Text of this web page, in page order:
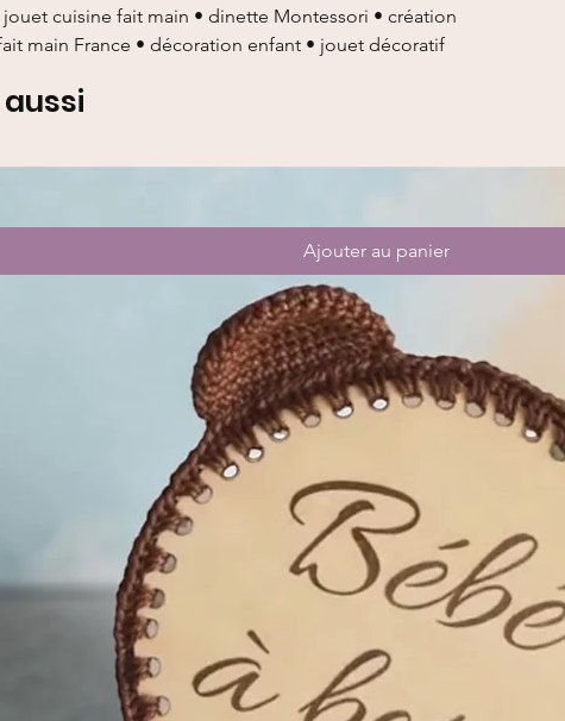
jouet cuisine fait main • dinette Montessori • création
main France • décoration enfant • jouet décoratif
Ajouter au panier